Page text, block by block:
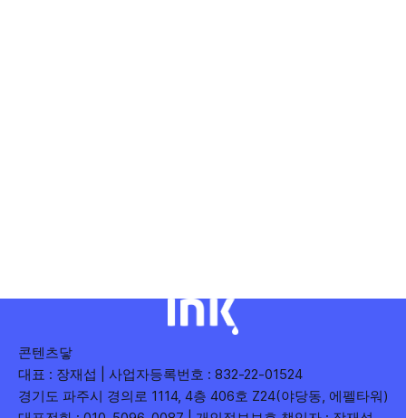
콘텐츠닿
대표 : 장재섭 | 사업자등록번호 : 832-22-01524
경기도 파주시 경의로 1114, 4층 406호 Z24(야당동, 에펠타워)